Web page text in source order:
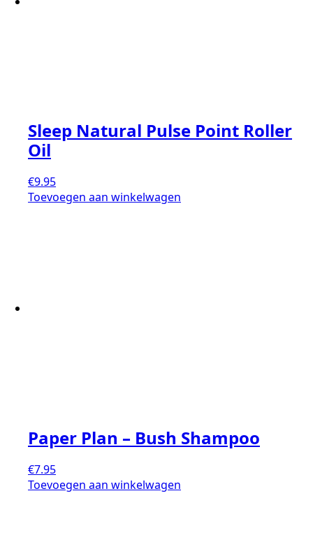
Sleep Natural Pulse Point Roller
Oil
€9.95
Toevoegen aan winkelwagen
Paper Plan – Bush Shampoo
€7.95
Toevoegen aan winkelwagen